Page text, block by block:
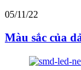
05/11/22
Màu sắc của